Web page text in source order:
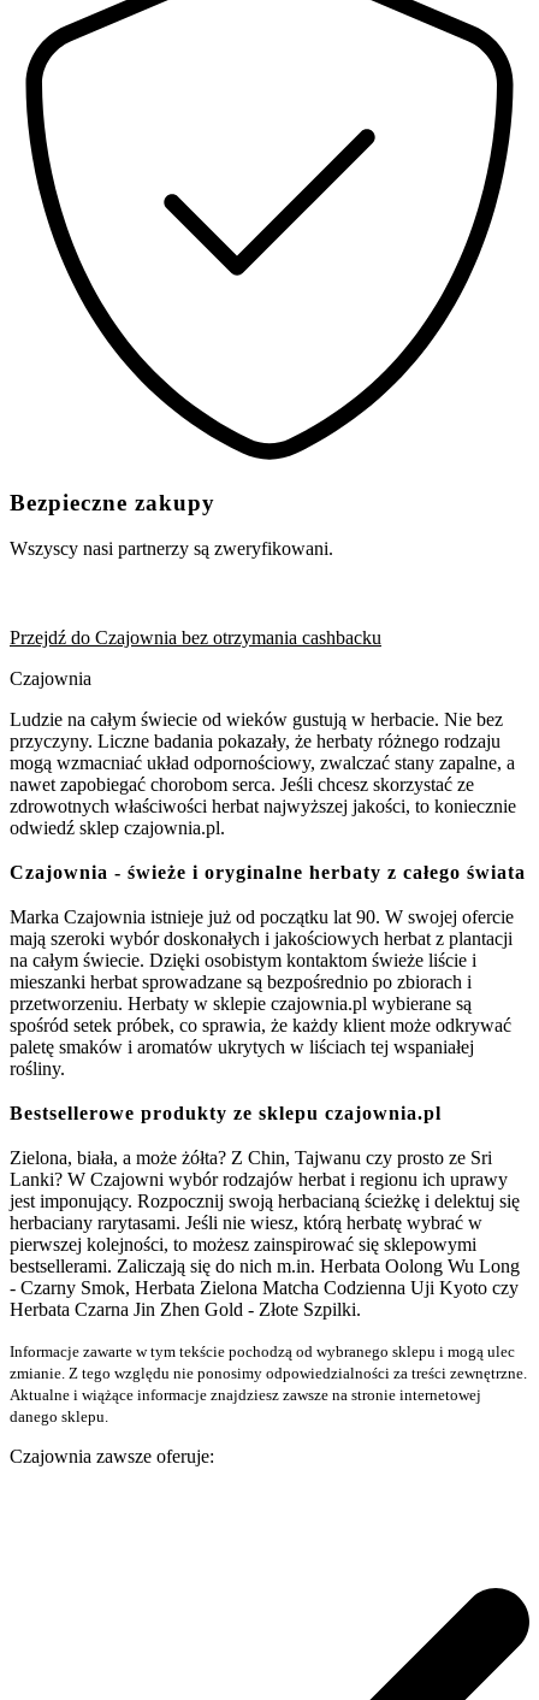
Bezpieczne zakupy
Wszyscy nasi partnerzy są zweryfikowani.
Przejdź do Czajownia bez otrzymania cashbacku
Czajownia
Ludzie na całym świecie od wieków gustują w herbacie. Nie bez
przyczyny. Liczne badania pokazały, że herbaty różnego rodzaju
mogą wzmacniać układ odpornościowy, zwalczać stany zapalne, a
nawet zapobiegać chorobom serca. Jeśli chcesz skorzystać ze
zdrowotnych właściwości herbat najwyższej jakości, to koniecznie
odwiedź sklep czajownia.pl.
Czajownia - świeże i oryginalne herbaty z całego świata
Marka Czajownia istnieje już od początku lat 90. W swojej ofercie
mają szeroki wybór doskonałych i jakościowych herbat z plantacji
na całym świecie. Dzięki osobistym kontaktom świeże liście i
mieszanki herbat sprowadzane są bezpośrednio po zbiorach i
przetworzeniu. Herbaty w sklepie czajownia.pl wybierane są
spośród setek próbek, co sprawia, że każdy klient może odkrywać
paletę smaków i aromatów ukrytych w liściach tej wspaniałej
rośliny.
Bestsellerowe produkty ze sklepu czajownia.pl
Zielona, biała, a może żółta? Z Chin, Tajwanu czy prosto ze Sri
Lanki? W Czajowni wybór rodzajów herbat i regionu ich uprawy
jest imponujący. Rozpocznij swoją herbacianą ścieżkę i delektuj się
herbaciany rarytasami. Jeśli nie wiesz, którą herbatę wybrać w
pierwszej kolejności, to możesz zainspirować się sklepowymi
bestsellerami. Zaliczają się do nich m.in. Herbata Oolong Wu Long
- Czarny Smok, Herbata Zielona Matcha Codzienna Uji Kyoto czy
Herbata Czarna Jin Zhen Gold - Złote Szpilki.
Informacje zawarte w tym tekście pochodzą od wybranego sklepu i mogą ulec
zmianie. Z tego względu nie ponosimy odpowiedzialności za treści zewnętrzne.
Aktualne i wiążące informacje znajdziesz zawsze na stronie internetowej
danego sklepu.
Czajownia zawsze oferuje: